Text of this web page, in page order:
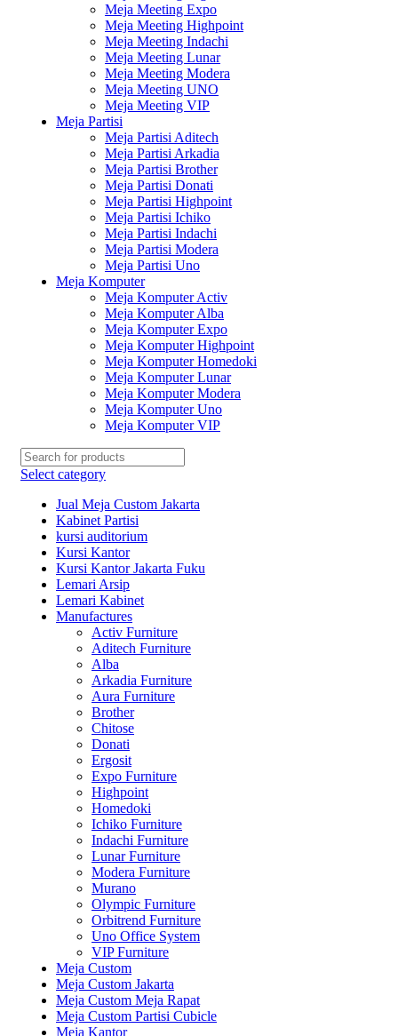
Meja Meeting Expo
Meja Meeting Highpoint
Meja Meeting Indachi
Meja Meeting Lunar
Meja Meeting Modera
Meja Meeting UNO
Meja Meeting VIP
Meja Partisi
Meja Partisi Aditech
Meja Partisi Arkadia
Meja Partisi Brother
Meja Partisi Donati
Meja Partisi Highpoint
Meja Partisi Ichiko
Meja Partisi Indachi
Meja Partisi Modera
Meja Partisi Uno
Meja Komputer
Meja Komputer Activ
Meja Komputer Alba
Meja Komputer Expo
Meja Komputer Highpoint
Meja Komputer Homedoki
Meja Komputer Lunar
Meja Komputer Modera
Meja Komputer Uno
Meja Komputer VIP
Select category
Jual Meja Custom Jakarta
Kabinet Partisi
kursi auditorium
Kursi Kantor
Kursi Kantor Jakarta Fuku
Lemari Arsip
Lemari Kabinet
Manufactures
Activ Furniture
Aditech Furniture
Alba
Arkadia Furniture
Aura Furniture
Brother
Chitose
Donati
Ergosit
Expo Furniture
Highpoint
Homedoki
Ichiko Furniture
Indachi Furniture
Lunar Furniture
Modera Furniture
Murano
Olympic Furniture
Orbitrend Furniture
Uno Office System
VIP Furniture
Meja Custom
Meja Custom Jakarta
Meja Custom Meja Rapat
Meja Custom Partisi Cubicle
Meja Kantor